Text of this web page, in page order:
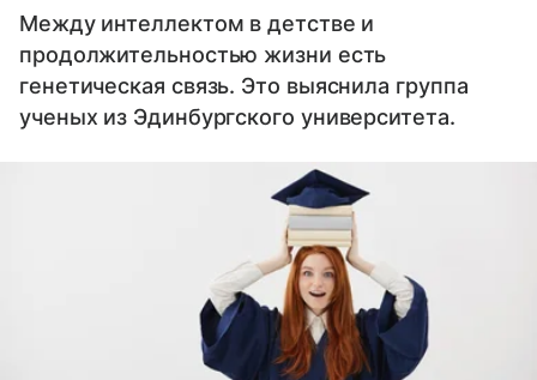
Между интеллектом в детстве и
продолжительностью жизни есть
генетическая связь. Это выяснила группа
ученых из Эдинбургского университета.